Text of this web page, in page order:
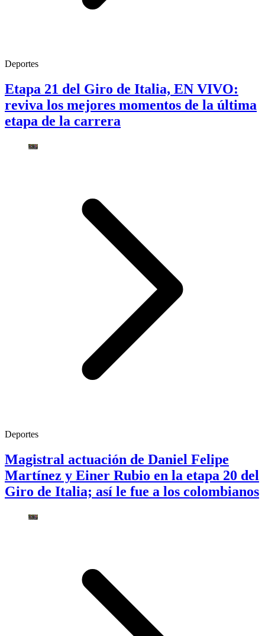
Deportes
Etapa 21 del Giro de Italia, EN VIVO:
reviva los mejores momentos de la última
etapa de la carrera
Deportes
Magistral actuación de Daniel Felipe
Martínez y Einer Rubio en la etapa 20 del
Giro de Italia; así le fue a los colombianos